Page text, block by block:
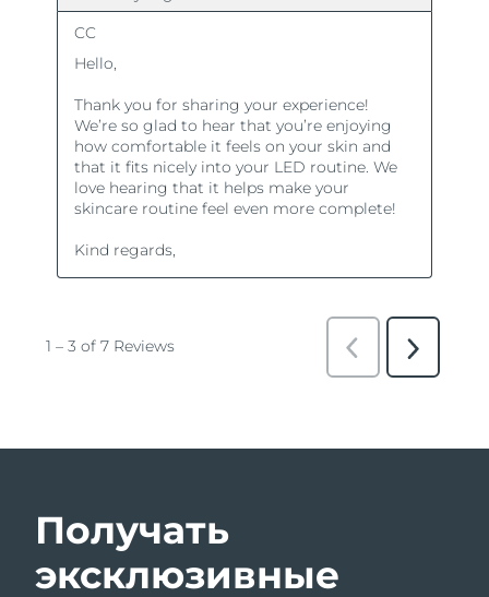
Получать
эксклюзивные